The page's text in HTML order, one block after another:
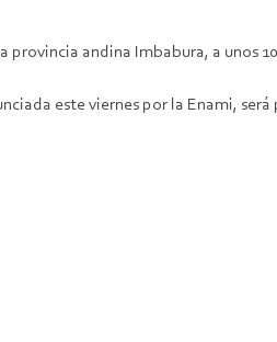
andina Imbabura, a unos
este viernes por la Enami,